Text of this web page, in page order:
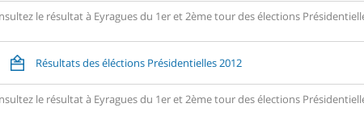
le résultat à Eyragues du 1er et 2ème tour des élections
Résultats des éléctions Présidentielles 2012
le résultat à Eyragues du 1er et 2ème tour des élections